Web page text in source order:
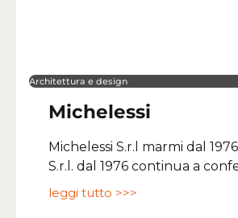
Architettura e design
Michelessi
Michelessi S.r.l marmi dal
S.r.l. dal 1976 continua a
leggi tutto >>>